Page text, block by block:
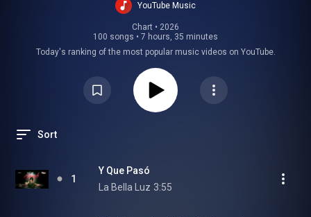
YouTube Music
Chart • 2026
100 songs • 7 hours, 35 minutes
Today's ranking of the most popular music videos on YouTube.
Sort
1
Y Que Pasó
La Bella Luz 3:55